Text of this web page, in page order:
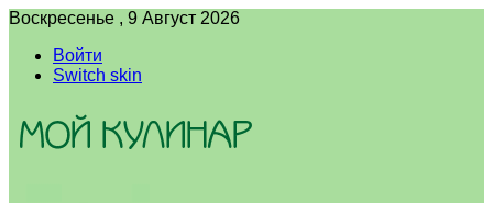
Воскресенье , 9 Август 2026
Войти
Switch skin